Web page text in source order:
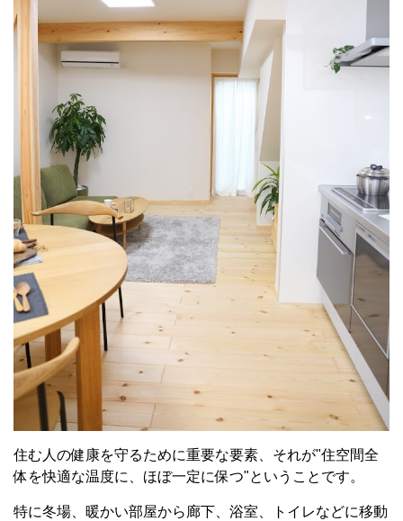
住む人の健康を守るために重要な要素、それが"住空間全
体を快適な温度に、ほぼ一定に保つ"ということです。
特に冬場、暖かい部屋から廊下、浴室、トイレなどに移動